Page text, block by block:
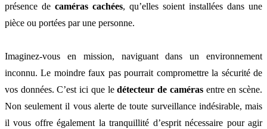
présence de caméras cachées, qu’elles soient installées dans une
pièce ou portées par une personne.
Imaginez-vous en mission, naviguant dans un environnement
inconnu. Le moindre faux pas pourrait compromettre la sécurité de
vos données. C’est ici que ledétecteur de camérasentre en scène.
Non seulement il vous alerte de toute surveillance indésirable, mais
il vous offre également la tranquillité d’esprit nécessaire pour agir